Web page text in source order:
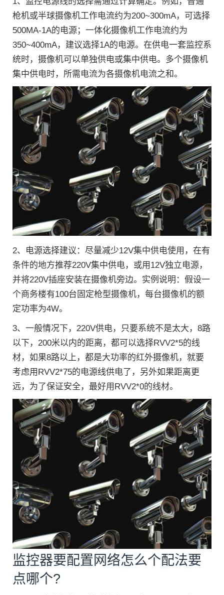
枪机或半球摄像机工作电流约为200~300mA，可选择
500MA-1A的电源；一体化摄像机工作电流约为
350~400mA，建议选择1A的电源。在供电一套监控系
统时，摄像机可以单独供电或集中供电。多个摄像机
集中供电时，所需电流为各摄像机电流之和。
2、电源选择建议：尽量减少12V集中供电使用，在有
条件的地方推荐220V集中供电，或用12V独立电源，
并将220V插座安装在摄像机旁边。实例说明：假设一
个商务楼有100台固定枪型摄像机，每台摄像机的额
定功率为4W。
3、一般情况下，220V供电，只要系统不是太大，8路
以下，200米以内的距离，都可以选择RVV2*5的线
材，如果8路以上，都是大功率的红外摄像机，就要
考虑用RVV2*75的电源线供电了，另外如果距离更
远，为了保证安全，最好用RVV2*0的线材。
监控器要配置网络怎么个配法要
点哪个?